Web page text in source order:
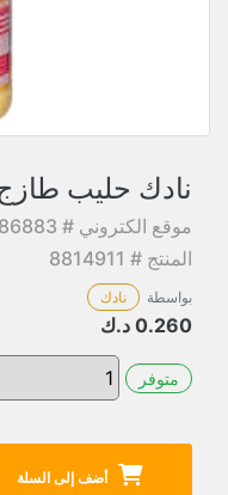
نادك حليب طازج
موقع الكتروني # 86883
المنتج # 8814911
بواسطة نادك
0.260 د.ك
متوفر
أضف إلى السلة